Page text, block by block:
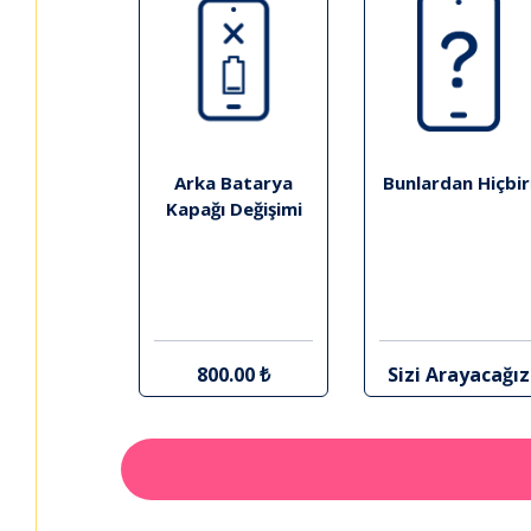
Arka Batarya
Kapağı Değişimi
800.00 ₺
Bunlardan
Sizi Arayacağız